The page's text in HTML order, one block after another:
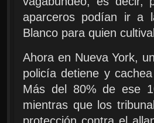
aparceros podían ir a
Blanco para quien
Ahora en Nueva York,
policía detiene y
Más del 80% de ese
mientras que los